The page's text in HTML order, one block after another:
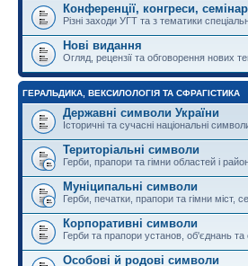
Конференції, конгреси,
Різні заходи УГТ та з тематики
Нові видання
Огляд, рецензії та обговорення нових
ГЕРАЛЬДИКА, ВЕКСИЛОЛОГІЯ ТА СФРАГІСТИКА
Державні символи України
Історичні та сучасні національні
Територіальні символи
Герби, прапори та гімни областей і
Муніципальні символи
Герби, печатки, прапори та гімни міст,
Корпоративні символи
Герби та прапори установ, об'єднань та
Особові й родові символи